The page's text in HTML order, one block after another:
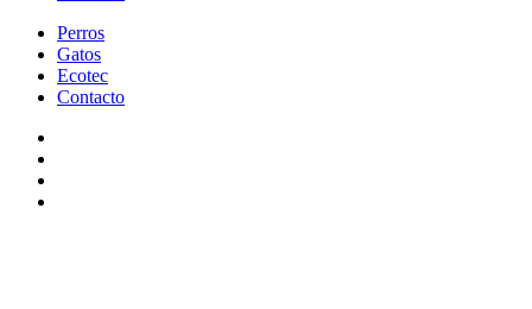
Perros
Gatos
Ecotec
Contacto